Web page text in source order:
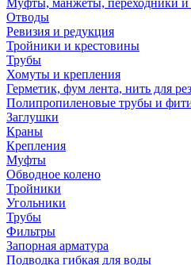
Муфты, манжеты, переходники и
Отводы
Ревизия и редукция
Тройники и крестовины
Трубы
Хомуты и крепления
Герметик, фум лента, нить для
Полипропиленовые трубы и
Заглушки
Краны
Крепления
Муфты
Обводное колено
Тройники
Угольники
Трубы
Фильтры
Запорная арматура
Подводка гибкая для воды